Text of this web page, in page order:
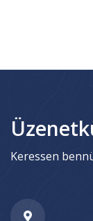
Keressen